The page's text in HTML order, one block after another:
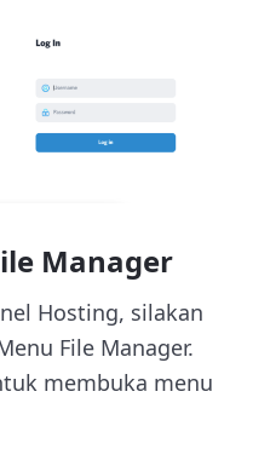
Manager
Hosting, silakan
File Manager.
membuka menu